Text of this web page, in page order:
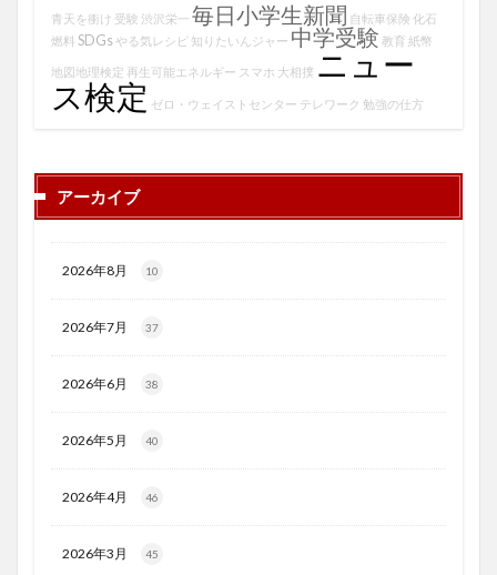
青天を衝け 受験 渋沢栄一 毎日小学生新聞 自転車保険 化石
燃料 SDGs やる気レシピ 知りたいんジャー 中学受験 教育 紙幣
地図地理検定 再生可能エネルギー スマホ 大相撲 ニュー
ス検定 ゼロ・ウェイストセンター テレワーク 勉強の仕方
アーカイブ
2026年8月 10
2026年7月 37
2026年6月 38
2026年5月 40
2026年4月 46
2026年3月 45